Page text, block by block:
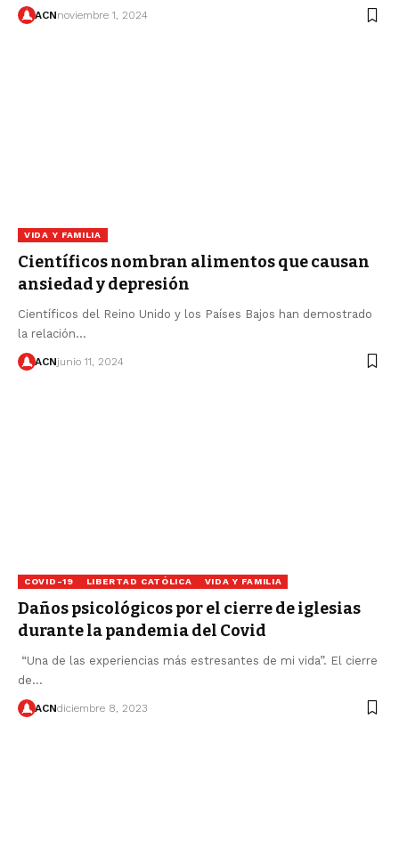
ACNnoviembre 1, 2024
VIDA Y FAMILIA
Científicos nombran alimentos que causan
ansiedad y depresión
Científicos del Reino Unido y los Países Bajos han demostrado
la relación…
ACNjunio 11, 2024
COVID-19 LIBERTAD CATÓLICA VIDA Y FAMILIA
Daños psicológicos por el cierre de iglesias
durante la pandemia del Covid
“Una de las experiencias más estresantes de mi vida”. El cierre
de…
ACNdiciembre 8, 2023